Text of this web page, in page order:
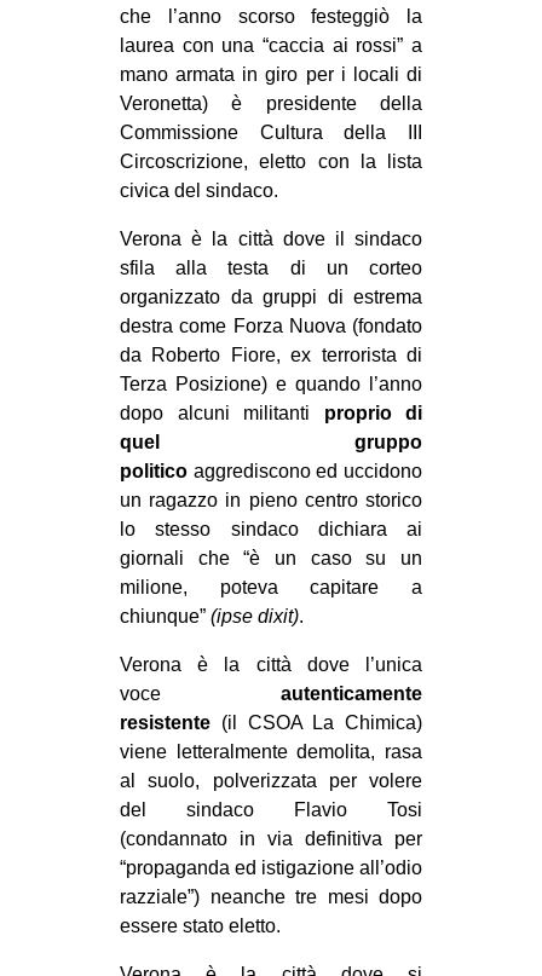
tw
bsky
SEARCH
che l’anno scorso festeggiò la
laurea con una “caccia ai rossi” a
mano armata in giro per i locali di
Veronetta) è presidente della
Commissione Cultura della III
Circoscrizione, eletto con la lista
civica del sindaco.
Verona è la città dove il sindaco
sfila alla testa di un corteo
organizzato da gruppi di estrema
destra come Forza Nuova (fondato
da Roberto Fiore, ex terrorista di
Terza Posizione) e quando l’anno
dopo alcuni militanti proprio di
quel gruppo
politico aggrediscono ed uccidono
un ragazzo in pieno centro storico
lo stesso sindaco dichiara ai
giornali che “è un caso su un
milione, poteva capitare a
chiunque” (ipse dixit).
Verona è la città dove l’unica
voce autenticamente
resistente (il CSOA La Chimica)
viene letteralmente demolita, rasa
al suolo, polverizzata per volere
del sindaco Flavio Tosi
(condannato in via definitiva per
“propaganda ed istigazione all’odio
razziale”) neanche tre mesi dopo
essere stato eletto.